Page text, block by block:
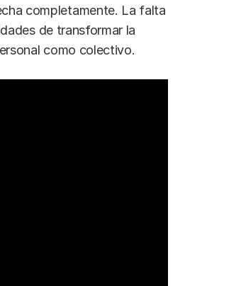
completamente. La falta
de transformar la
como colectivo.